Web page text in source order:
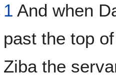
1 And when
past the top
Ziba the